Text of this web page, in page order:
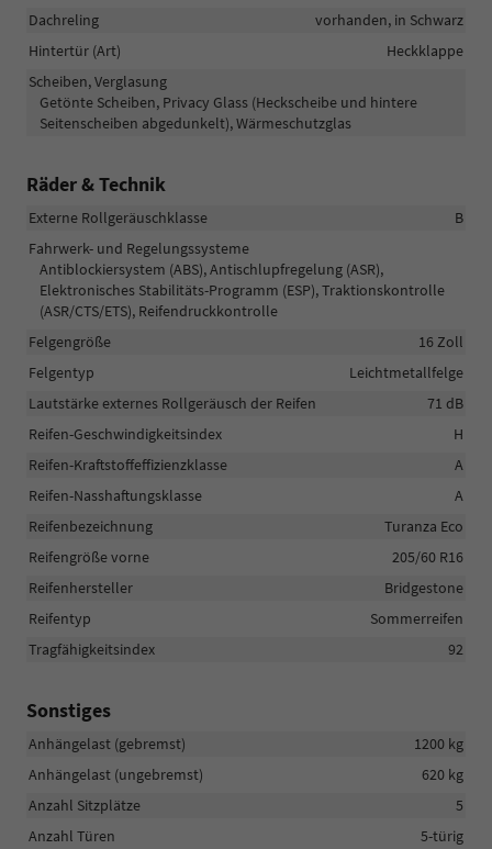
Dachreling
vorhanden, in Schwarz
Hintertür (Art)
Heckklappe
Scheiben, Verglasung
Getönte Scheiben, Privacy Glass (Heckscheibe und hintere
Seitenscheiben abgedunkelt), Wärmeschutzglas
Räder & Technik
Externe Rollgeräuschklasse
B
Fahrwerk- und Regelungssysteme
Antiblockiersystem (ABS), Antischlupfregelung (ASR),
Elektronisches Stabilitäts-Programm (ESP), Traktionskontrolle
(ASR/CTS/ETS), Reifendruckkontrolle
Felgengröße
16 Zoll
Felgentyp
Leichtmetallfelge
Lautstärke externes Rollgeräusch der Reifen
71 dB
Reifen-Geschwindigkeitsindex
H
Reifen-Kraftstoffeffizienzklasse
A
Reifen-Nasshaftungsklasse
A
Reifenbezeichnung
Turanza Eco
Reifengröße vorne
205/60 R16
Reifenhersteller
Bridgestone
Reifentyp
Sommerreifen
Tragfähigkeitsindex
92
Sonstiges
Anhängelast (gebremst)
1200 kg
Anhängelast (ungebremst)
620 kg
Anzahl Sitzplätze
5
Anzahl Türen
5-türig